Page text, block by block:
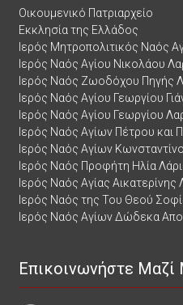
Οικουμενικό Πατριαρχείο
Εκκλησία της Ελλάδος
Ιερός Μητροπολιτικός Ναός
Ιερός Ναός Αγίου Νικολάου
Ιερός Ναός Ζωοδόχου Πηγής
Ιερός Ναός Αγίου Γεωργίου
Ιερός Ναός Αγίου Γεωργίου
Ιερός Ναός Αγίων Πέτρου και
Ιερός Ναός Αγίων
Ιερός Ναός Προφήτη Ηλία
Ιερός Ναός Αγίας Αικατερίνης
Ιερός Ναός της Του Θεού
Ιερός Ναός Αγίων Δώδεκα
Επικοινωνήστε Μαζί